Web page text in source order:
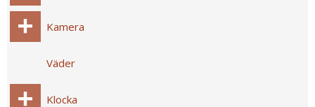
Kamera
Väder
Klocka